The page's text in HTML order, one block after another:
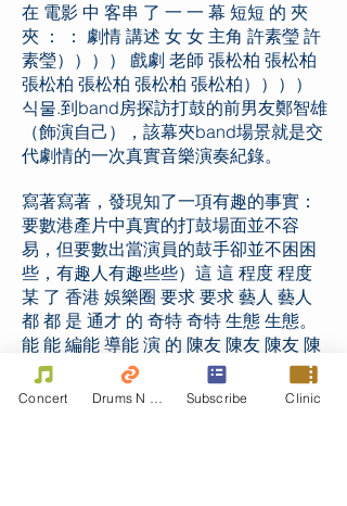
在 電影 中 客串 了 一 一 幕 短短 的 夾
夾 ： ： 劇情 講述 女 女 主角 許素瑩 許
素瑩）））） 戲劇 老師 張松柏 張松柏
張松柏 張松柏 張松柏 張松柏））））
식물.到band房探訪打鼓的前男友鄭智雄
（飾演自己），該幕夾band場景就是交
代劇情的一次真實音樂演奏紀錄。
寫著寫著，發現知了一項有趣的事實：
要數港產片中真實的打鼓場面並不容
易，但要數出當演員的鼓手卻並不困困
些，有趣人有趣些些）這 這 程度 程度
某 了 香港 娛樂圈 要求 要求 藝人 藝人
都 都 是 通才 的 奇特 奇特 生態 生態。
能 能 編能 導能 演 的 陳友 陳友 陳友 陳
友 陳友 陳友 入行 入行 正 因為 因為 他
他 是 溫拿 樂隊 樂隊 的 鼓手 鼓手 鼓手
Concert Subscribe Clinic